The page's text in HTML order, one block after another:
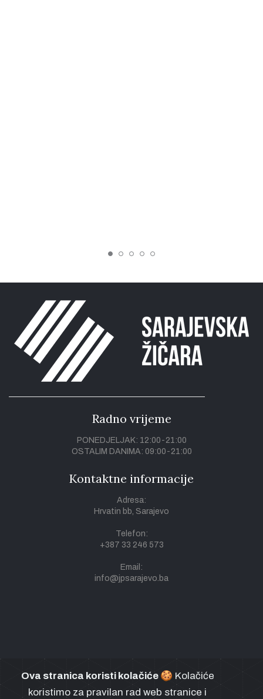
Ova stranica koristi kolačiće 🍪 Kolačiće
koristimo za pravilan rad web stranice i
Radno vrijeme
PONEDJELJAK: 12:00-21:00
OSTALIM DANIMA: 09:00-21:00
Kontaktne informacije
Adresa:
Hrvatin bb, Sarajevo
Telefon:
+387 33 246 573
Email:
info@jpsarajevo.ba